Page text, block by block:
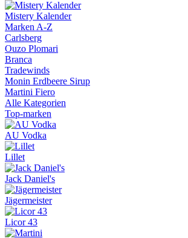
Mistery Kalender
Marken A-Z
Carlsberg
Ouzo Plomari
Branca
Tradewinds
Monin Erdbeere Sirup
Martini Fiero
Alle Kategorien
Top-marken
AU Vodka
Lillet
Jack Daniel's
Jägermeister
Licor 43